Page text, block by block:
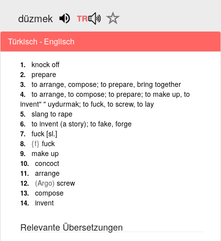
düzmek
Türkisch - Englisch
knock off
prepare
to arrange, compose; to prepare, bring together
to arrange, to compose; to prepare; to make up, to
invent" " uydurmak; to fuck, to screw, to lay
slang to rape
to invent (a story); to fake, forge
fuck [sl.]
{f} fuck
make up
concoct
arrange
(Argo) screw
compose
invent
Relevante Übersetzungen